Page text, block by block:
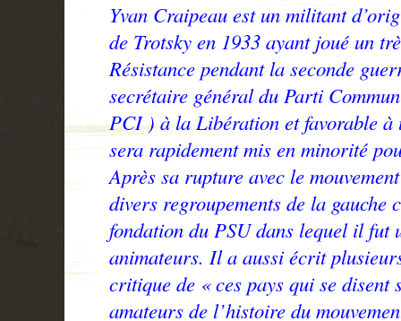
Yvan Craipeau est un militant
de Trotsky en 1933 ayant joué un
Résistance pendant la seconde
secrétaire général du Parti
PCI ) à la Libération et favorable à
sera rapidement mis en minorité
Après sa rupture avec le
divers regroupements de la
fondation du PSU dans lequel il fut
animateurs. Il a aussi écrit
critique de « ces pays qui se disent
amateurs de l’histoire du